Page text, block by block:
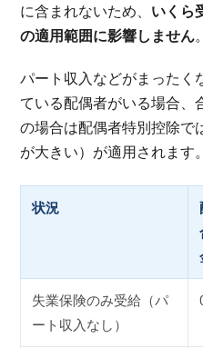
に含まれないため、 いくら
の適用範囲に影響しません。
パート収入などがまったく
ている配偶者がいる場合、
の場合は配偶者特別控除で
が大きい）が適用されます。
状況
失業保険のみ受給（パ
ート収入なし）